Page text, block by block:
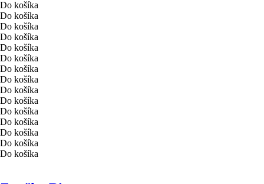
Do košíka
Do košíka
Do košíka
Do košíka
Do košíka
Do košíka
Do košíka
Do košíka
Do košíka
Do košíka
Do košíka
Do košíka
Do košíka
Do košíka
Do košíka